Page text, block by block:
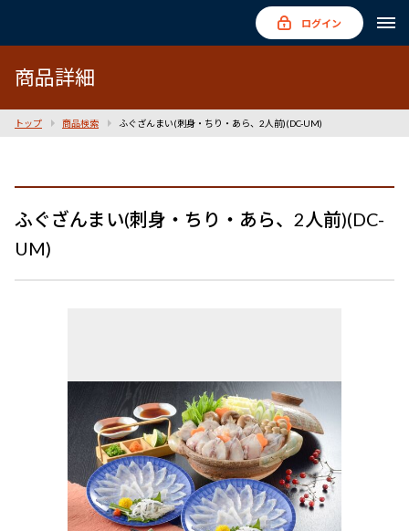
ログイン
商品詳細
トップ 商品検索 ふぐざんまい(刺身・ちり・あら、2人前)(DC-UM)
ふぐざんまい(刺身・ちり・あら、2人前)(DC-
UM)